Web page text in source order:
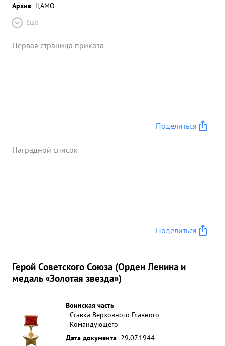
Архив ЦАМО
Ещё
Первая страница приказа
Поделиться
Наградной список
Поделиться
Герой Советского Союза (Орден Ленина и
медаль «Золотая звезда»)
Воинская часть
Ставка Верховного Главного
Командующего
Дата документа 29.07.1944